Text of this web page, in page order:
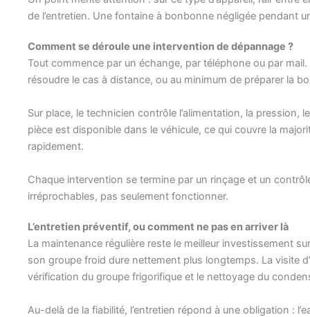
de l’entretien. Une fontaine à bonbonne négligée pendant
Comment se déroule une intervention de dépannage ?
Tout commence par un échange, par téléphone ou par
résoudre le cas à distance, ou au minimum de préparer la
Sur place, le technicien contrôle l’alimentation, la pression,
pièce est disponible dans le véhicule, ce qui couvre la
rapidement.
Chaque intervention se termine par un rinçage et un
irréprochables, pas seulement fonctionner.
L’entretien préventif, ou comment ne pas en arriver là
La maintenance régulière reste le meilleur investissement
son groupe froid dure nettement plus longtemps. La visite
vérification du groupe frigorifique et le nettoyage du
Au-delà de la fiabilité, l’entretien répond à une obligation :